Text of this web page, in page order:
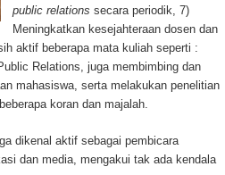
public relations secara periodik, 7)
Meningkatkan kesejahteraan dosen dan
aktif beberapa mata kuliah seperti :
Relations, juga membimbing dan
mahasiswa, serta melakukan penelitian
koran dan majalah.
dikenal aktif sebagai pembicara
dan media, mengakui tak ada kendala